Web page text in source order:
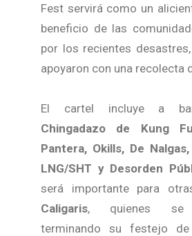
Fest servirá como un
beneficio de las
por los recientes
apoyaron con una recolecta
El cartel incluye a
Chingadazo de Kung
Pantera, Okills, De
LNG/SHT y Desorden
será importante para
Caligaris, quienes se
terminando su festejo